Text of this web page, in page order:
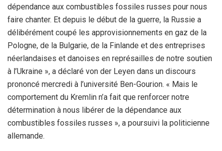
dépendance aux combustibles fossiles russes pour nous
faire chanter. Et depuis le début de la guerre, la Russie a
délibérément coupé les approvisionnements en gaz de la
Pologne, de la Bulgarie, de la Finlande et des entreprises
néerlandaises et danoises en représailles de notre soutien
à l’Ukraine », a déclaré von der Leyen dans un discours
prononcé mercredi à l’université Ben-Gourion. « Mais le
comportement du Kremlin n’a fait que renforcer notre
détermination à nous libérer de la dépendance aux
combustibles fossiles russes », a poursuivi la politicienne
allemande.